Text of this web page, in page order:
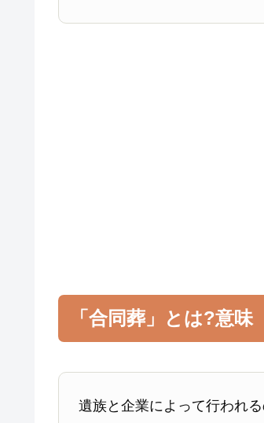
「合同葬」とは?意味
遺族と企業によって行われ